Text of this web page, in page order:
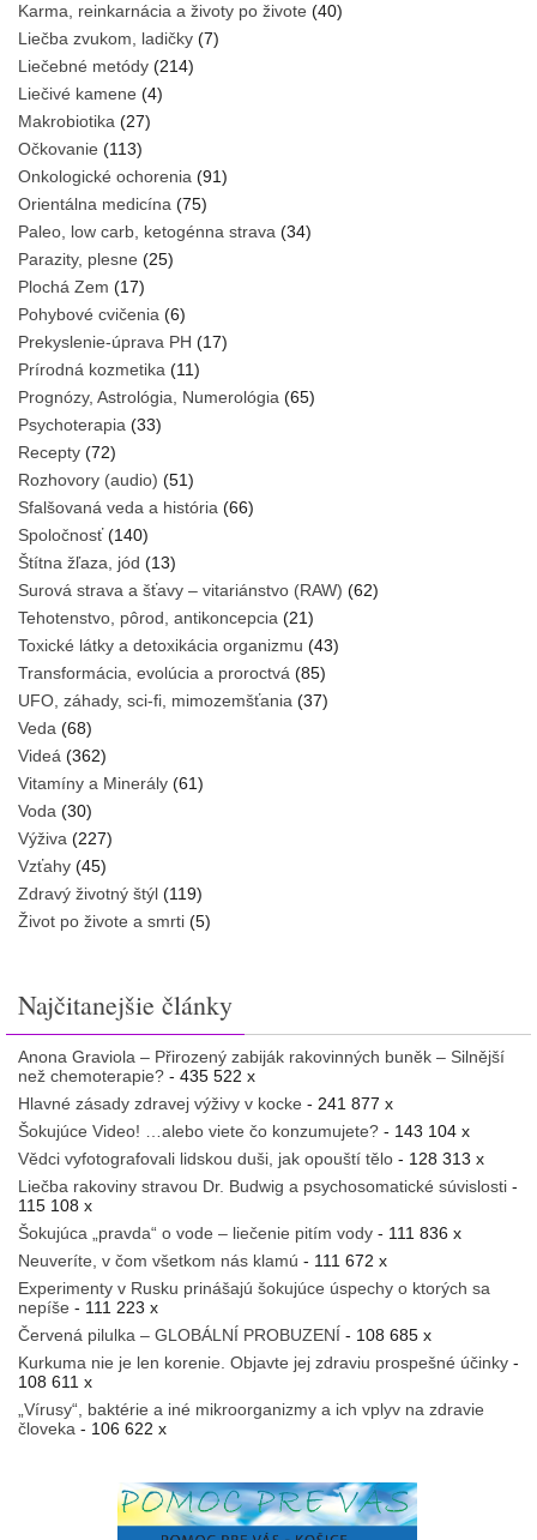
Karma, reinkarnácia a životy po živote (40)
Liečba zvukom, ladičky (7)
Liečebné metódy (214)
Liečivé kamene (4)
Makrobiotika (27)
Očkovanie (113)
Onkologické ochorenia (91)
Orientálna medicína (75)
Paleo, low carb, ketogénna strava (34)
Parazity, plesne (25)
Plochá Zem (17)
Pohybové cvičenia (6)
Prekyslenie-úprava PH (17)
Prírodná kozmetika (11)
Prognózy, Astrológia, Numerológia (65)
Psychoterapia (33)
Recepty (72)
Rozhovory (audio) (51)
Sfalšovaná veda a história (66)
Spoločnosť(140)
Štítna žľaza, jód (13)
Surová strava a šťavy – vitariánstvo (RAW) (62)
Tehotenstvo, pôrod, antikoncepcia (21)
Toxické látky a detoxikácia organizmu (43)
Transformácia, evolúcia a proroctvá (85)
UFO, záhady, sci-fi, mimozemšťania (37)
Veda (68)
Videá (362)
Vitamíny a Minerály (61)
Voda (30)
Výživa (227)
Vzťahy (45)
Zdravý životný štýl (119)
Život po živote a smrti (5)
Najčitanejšie články
Anona Graviola – Přirozený zabiják rakovinných buněk – Silnější
než chemoterapie? - 435 522 x
Hlavné zásady zdravej výživy v kocke - 241 877 x
Šokujúce Video! …alebo viete čo konzumujete? - 143 104 x
Vědci vyfotografovali lidskou duši, jak opouští tělo - 128 313 x
Liečba rakoviny stravou Dr. Budwig a psychosomatické súvislosti -
115 108 x
Šokujúca „pravda“ o vode – liečenie pitím vody - 111 836 x
Neuveríte, v čom všetkom nás klamú - 111 672 x
Experimenty v Rusku prinášajú šokujúce úspechy o ktorých sa
nepíše - 111 223 x
Červená pilulka – GLOBÁLNÍ PROBUZENÍ - 108 685 x
Kurkuma nie je len korenie. Objavte jej zdraviu prospešné účinky -
108 611 x
„Vírusy“, baktérie a iné mikroorganizmy a ich vplyv na zdravie
človeka - 106 622 x